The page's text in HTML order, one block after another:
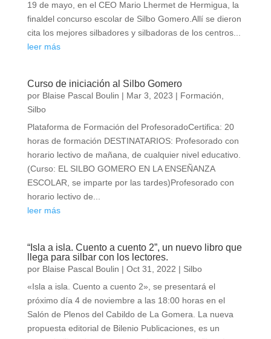
19 de mayo, en el CEO Mario Lhermet de Hermigua, la
finaldel concurso escolar de Silbo Gomero.Allí se dieron
cita los mejores silbadores y silbadoras de los centros...
leer más
Curso de iniciación al Silbo Gomero
por Blaise Pascal Boulin | Mar 3, 2023 | Formación
Silbo
Plataforma de Formación del ProfesoradoCertifica: 20
horas de formación DESTINATARIOS: Profesorado con
horario lectivo de mañana, de cualquier nivel educativo.
(Curso: EL SILBO GOMERO EN LA ENSEÑANZA
ESCOLAR, se imparte por las tardes)Profesorado con
horario lectivo de...
leer más
“Isla a isla. Cuento a cuento 2”, un nuevo libro que
llega para silbar con los lectores.
por Blaise Pascal Boulin | Oct 31, 2022 | Silbo
«Isla a isla. Cuento a cuento 2», se presentará el
próximo día 4 de noviembre a las 18:00 horas en el
Salón de Plenos del Cabildo de La Gomera. La nueva
propuesta editorial de Bilenio Publicaciones, es un